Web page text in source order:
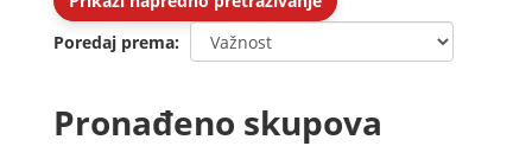
Poredaj prema
Pronađeno skupova